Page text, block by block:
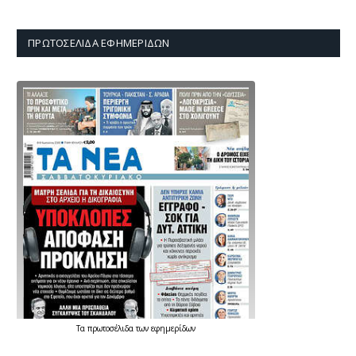
ΠΡΩΤΟΣΈΛΙΔΑ ΕΦΗΜΕΡΊΔΩΝ
Τα πρωτοσέλιδατων εφημερίδων